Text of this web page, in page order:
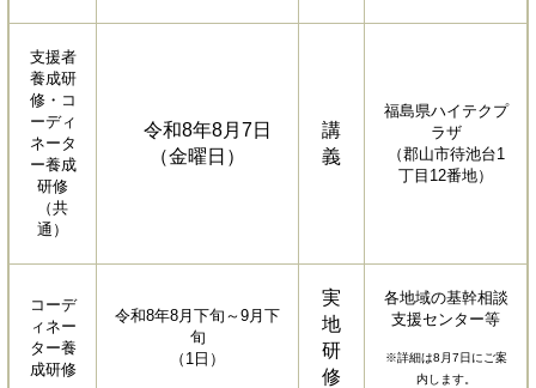
支援者
養成研
修・コ
ーディ
ネータ
ー養成
研修
（共
通）
令和8年8月7日
（金曜日）
講
義
福島県ハイテクプ
ラザ
（郡山市待池台1
丁目12番地）
コーデ
ィネー
ター養
成研修
令和8年8月下旬～9月下
旬
（1日）
実
地
研
修
各地域の基幹相談
支援センター等
※詳細は8月7日にご案
内します。